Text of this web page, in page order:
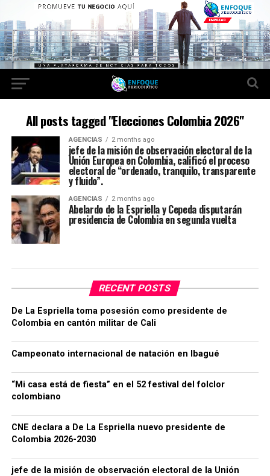
All posts tagged "Elecciones Colombia 2026"
AGENCIAS 2 months ago
jefe de la misión de observación electoral de la
Unión Europea en Colombia, calificó el proceso
electoral de “ordenado, tranquilo, transparente
y fluido”.
AGENCIAS 2 months ago
Abelardo de la Espriella y Cepeda disputarán
presidencia de Colombia en segunda vuelta
RECENT POSTS
De La Espriella toma posesión como presidente de
Colombia en cantón militar de Cali
Campeonato internacional de natación en Ibagué
“Mi casa está de fiesta” en el 52 festival del folclor
colombiano
CNE declara a De La Espriella nuevo presidente de
Colombia 2026-2030
jefe de la misión de observación electoral de la Unión